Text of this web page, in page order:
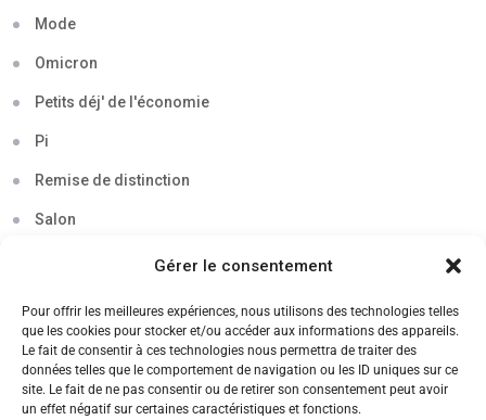
Gérer le consentement
Pour offrir les meilleures expériences, nous utilisons des technologies telles
que les cookies pour stocker et/ou accéder aux informations des appareils.
Le fait de consentir à ces technologies nous permettra de traiter des
données telles que le comportement de navigation ou les ID uniques sur ce
site. Le fait de ne pas consentir ou de retirer son consentement peut avoir
un effet négatif sur certaines caractéristiques et fonctions.
Mode
Omicron
Petits déj' de l'économie
Pi
Remise de distinction
Salon
Soirée
Sortie découverte
Tau